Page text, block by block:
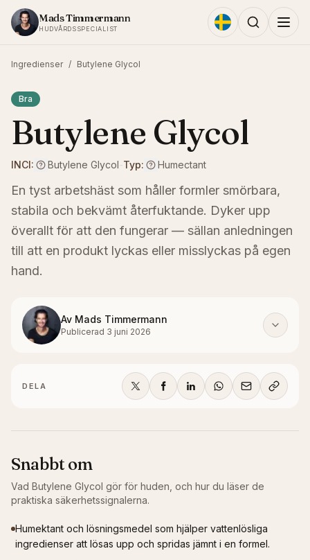
Hoppa till innehållet
Mads Timmermann
HUDVÅRDSSPECIALIST
Ingredienser / Butylene Glycol
Bra
Butylene Glycol
INCI: Butylene Glycol-Typ: Humectant
En tyst arbetshäst som håller formler smörbara,
stabila och bekvämt återfuktande. Dyker upp
överallt för att den fungerar — sällan anledningen
till att en produkt lyckas eller misslyckas på egen
hand.
Av Mads Timmermann
Publicerad 3 juni 2026
DELA
Snabbt om
Vad Butylene Glycol gör för huden, och hur du läser de
praktiska säkerhetssignalerna.
Humektant och lösningsmedel som hjälper vattenlösliga
ingredienser att lösas upp och spridas jämnt i en formel.